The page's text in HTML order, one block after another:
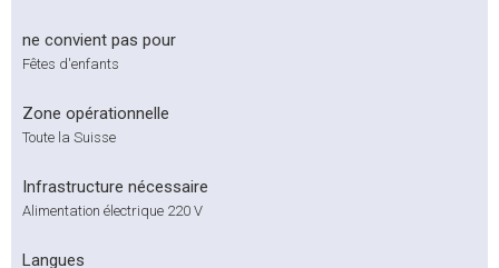
ne convient pas pour
Fêtes d'enfants
Zone opérationnelle
Toute la Suisse
Infrastructure nécessaire
Alimentation électrique 220 V
Langues